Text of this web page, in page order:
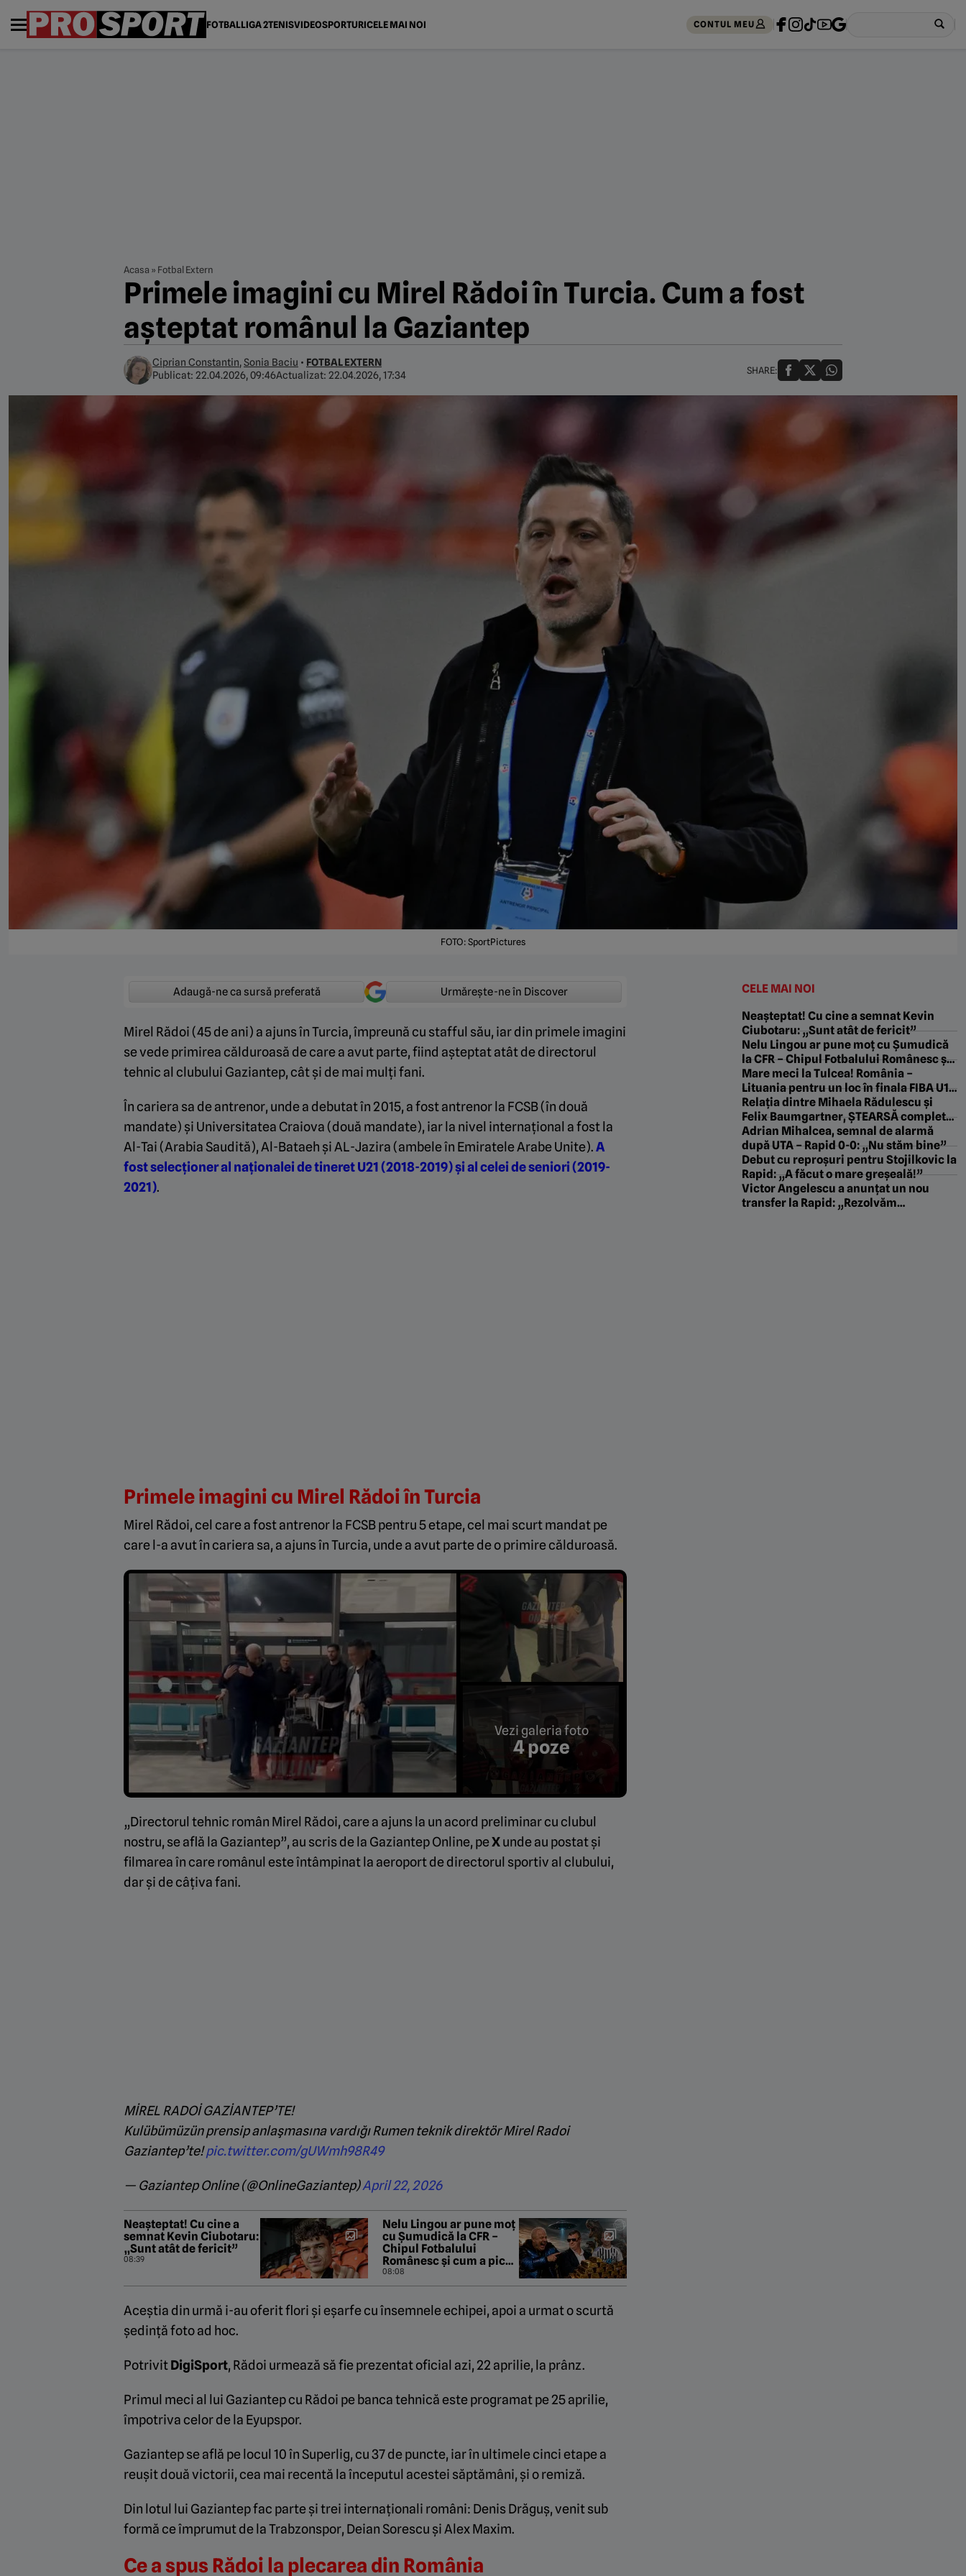
FOTBALLIGA 2TENISVIDEOSPORTURICELE MAI NOI CONTUL MEU
Acasa » Fotbal Extern
Primele imagini cu Mirel Rădoi în Turcia. Cum a fost
așteptat românul la Gaziantep
Ciprian Constantin,Sonia Baciu • FOTBAL EXTERN
Publicat: 22.04.2026, 09:46Actualizat: 22.04.2026, 17:34 SHARE:
FOTO: SportPictures
Adaugă-ne ca sursă preferată Urmărește-ne în Discover
Mirel Rădoi (45 de ani) a ajuns în Turcia, împreună cu stafful său, iar din primele imagini
se vede primirea călduroasă de care a avut parte, fiind așteptat atât de directorul
tehnic al clubului Gaziantep, cât și de mai mulți fani.
În cariera sa de antrenor, unde a debutat în 2015, a fost antrenor la FCSB (în două
mandate) și Universitatea Craiova (două mandate), iar la nivel internațional a fost la
Al-Tai (Arabia Saudită), Al-Bataeh și AL-Jazira (ambele în Emiratele Arabe Unite).A
fost selecționer al naționalei de tineret U21 (2018-2019) și al celei de seniori (2019-
2021).
Primele imagini cu Mirel Rădoi în Turcia
Mirel Rădoi, cel care a fost antrenor la FCSB pentru 5 etape, cel mai scurt mandat pe
care l-a avut în cariera sa, a ajuns în Turcia, unde a avut parte de o primire călduroasă.
Vezi galeria foto
4 poze
„Directorul tehnic român Mirel Rădoi, care a ajuns la un acord preliminar cu clubul
nostru, se află la Gaziantep”, au scris de la Gaziantep Online, peXunde au postat și
filmarea în care românul este întâmpinat la aeroport de directorul sportiv al clubului,
dar și de câțiva fani.
MİREL RADOİ GAZİANTEP’TE!
Kulübümüzün prensip anlaşmasına vardığı Rumen teknik direktör Mirel Radoi
Gaziantep’te!pic.twitter.com/gUWmh98R49
— Gaziantep Online (@OnlineGaziantep)April 22, 2026
Neașteptat! Cu cine a
semnat Kevin Ciubotaru:
„Sunt atât de fericit”
08:39
Nelu Lingou ar pune moț
cu Șumudică la CFR –
Chipul Fotbalului
Românesc și cum a picat
transfermarkt din cauza
lui Dan Nistor. „Pastila
Berceanu
08:08
Aceștia din urmă i-au oferit flori și eșarfe cu însemnele echipei, apoi a urmat o scurtă
ședință foto ad hoc.
PotrivitDigiSport, Rădoi urmează să fie prezentat oficial azi, 22 aprilie, la prânz.
Primul meci al lui Gaziantep cu Rădoi pe banca tehnică este programat pe 25 aprilie,
împotriva celor de la Eyupspor.
Gaziantep se află pe locul 10 în Superlig, cu 37 de puncte, iar în ultimele cinci etape a
reușit două victorii, cea mai recentă la începutul acestei săptămâni, și o remiză.
Din lotul lui Gaziantep fac parte și trei internaționali români: Denis Drăguș, venit sub
formă ce împrumut de la Trabzonspor, Deian Sorescu și Alex Maxim.
Ce a spus Rădoi la plecarea din România
CELE MAI NOI
Neașteptat! Cu cine a semnat Kevin
Ciubotaru: „Sunt atât de fericit”
Nelu Lingou ar pune moț cu Șumudică
la CFR – Chipul Fotbalului Românesc și
cum a picat transfermarkt din cauza lui
Dan Nistor. „Pastila de la Manila” cu
Gabriel Berceanu
Mare meci la Tulcea! România –
Lituania pentru un loc în finala FIBA U18
Women’s EuroBasket 2026, Divizia B
Relația dintre Mihaela Rădulescu și
Felix Baumgartner, ȘTEARSĂ complet
din biografia campionului! „Nu vrea ca
lumea să știe că a iubit fata din
România!”
Adrian Mihalcea, semnal de alarmă
după UTA – Rapid 0-0: „Nu stăm bine”
Debut cu reproșuri pentru Stojilkovic la
Rapid: „A făcut o mare greșeală!”
Victor Angelescu a anunțat un nou
transfer la Rapid: „Rezolvăm